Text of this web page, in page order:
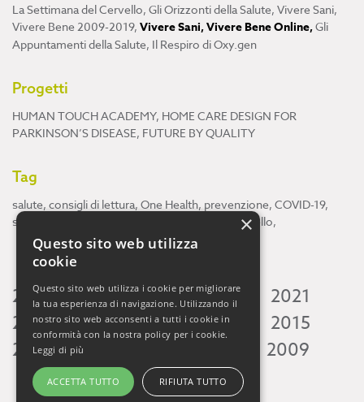
La Settimana del Cervello, Gli Orizzonti della Salute, Vivere Sani,
Vivere Bene 2009-2019, Vivere Sani, Vivere Bene Online,Gli
Appuntamenti della Salute, Il Respiro di Oxy.gen
Progetti
HUMAN TOUCH ACADEMY, HOME CARE DESIGN FOR
PARKINSON’S DISEASE, FUTURE BY QUALITY
Tag
salute, consigli di lettura, One Health, prevenzione, COVID-19,
scienza
cervello,
2026 2025 2024 2023 2022
2021
2020 2019 2018 2017 2016
2015
2014 2013 2009
×
Questo sito web utilizza
cookie
Questo sito web utilizza i cookie per migliorare
la tua esperienza di navigazione. Utilizzando il
nostro sito web acconsenti a tutti i cookie in
conformità con la nostra policy per i cookie.
Leggi di più
ACCETTA TUTTO RIFIUTA TUTTO